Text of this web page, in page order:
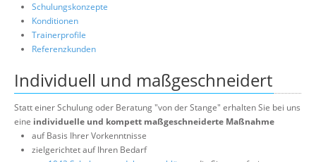
Schulungskonzepte
Konditionen
Trainerprofile
Referenzkunden
Individuell und maßgeschneidert
Statt einer Schulung oder Beratung "von der Stange" erhalten Sie bei uns
eine individuelle und kompett maßgeschneiderte Maßnahme
auf Basis Ihrer Vorkenntnisse
zielgerichtet auf Ihren Bedarf